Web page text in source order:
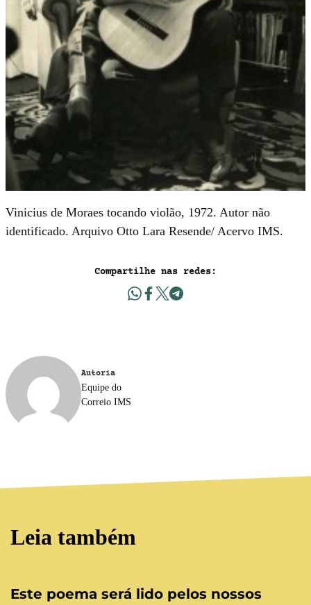
Vinicius de Moraes tocando violão, 1972. Autor não
identificado. Arquivo Otto Lara Resende/ Acervo IMS.
Compartilhe nas redes:
Autoria
Equipe do
Correio IMS
Leia também
Este poema será lido pelos nossos